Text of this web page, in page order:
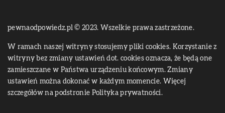
pewnaodpowiedz.pl © 2023. Wszelkie prawa zastrzeżone.
W ramach naszej witryny stosujemy pliki cookies. Korzystanie z
witryny bez zmiany ustawień dot. cookies oznacza, że będą one
zamieszczane w Państwa urządzeniu końcowym. Zmiany
ustawień można dokonać w każdym momencie. Więcej
szczegółów na podstronie Polityka prywatności.